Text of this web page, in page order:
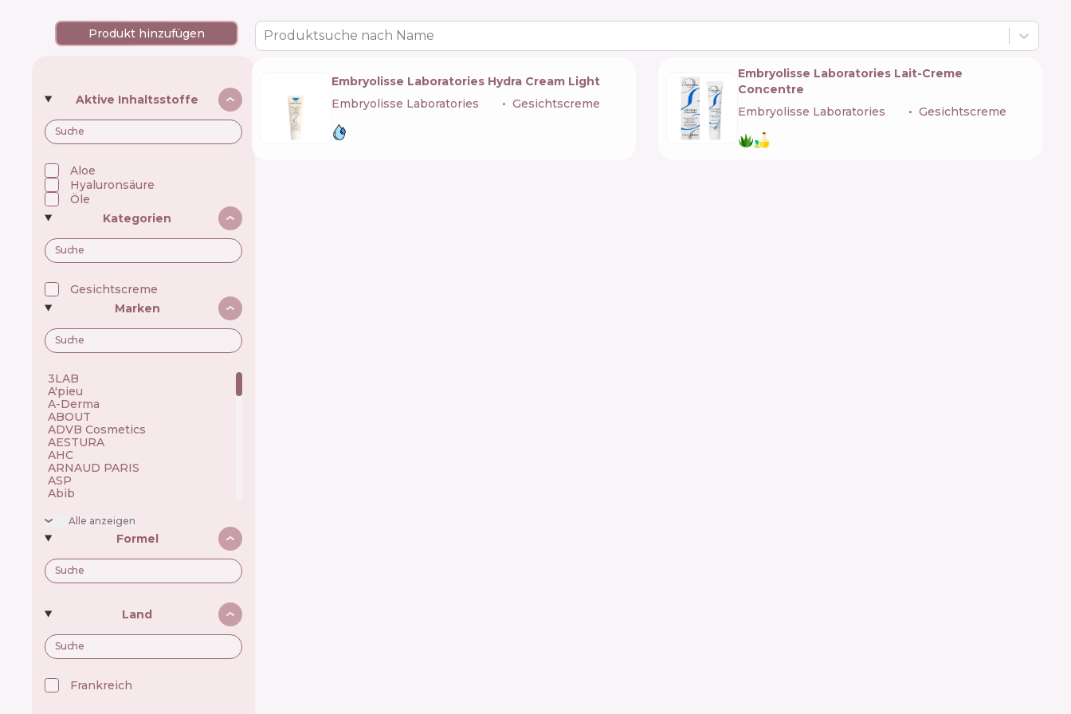
Produkt hinzufügen
Aktive Inhaltsstoffe
Aloe
Hyaluronsäure
Öle
Kategorien
Gesichtscreme
Marken
3LAB 🇺🇸
A'pieu 🇰🇷
A-Derma 🇫🇷
ABOUT 🇺🇦
ADVB Cosmetics 🇹🇷
AESTURA 🇰🇷
AHC 🇰🇷
ARNAUD PARIS 🇫🇷
ASP 🇬🇧
Abib 🇰🇷
Achroactive Max 🇧🇬
Acnemy 🇪🇸
Acure 🇺🇸
Acwell 🇰🇷
Ada Tina 🇧🇷
Aesop 🇦🇺
Alfaparf 🇮🇹
Allen Mak 🇧🇬
Allies of Skin 🇸🇬
Alpecin 🇩🇪
Alpha H 🇦🇺
Amway 🇺🇸
Anastasia Beverly Hills 🇺🇸
Alle anzeigen
Formel
Land
Frankreich 🇫🇷
Produktsuche nach Name
Embryolisse Laboratories Hydra Cream Light
Embryolisse Laboratories
Gesichtscreme
Embryolisse Laboratories Lait-Creme
Concentre
Embryolisse Laboratories
Gesichtscreme